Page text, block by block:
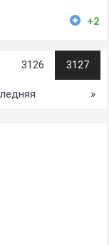
+2
3126 3127
»